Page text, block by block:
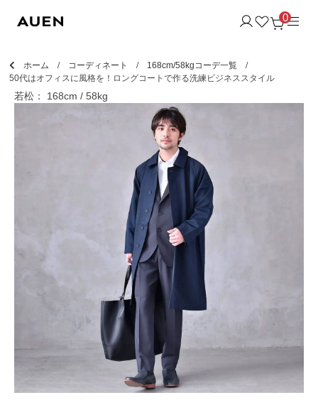
0
ホーム コーディネート
168cm/58kgコーデ一覧
50代はオフィスに風格を！ロングコートで作る洗練ビジネススタイル
若松： 168cm / 58kg